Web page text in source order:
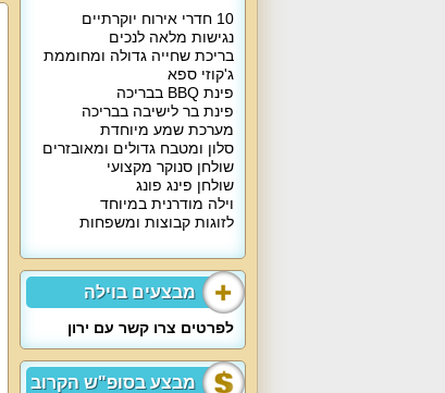
10 חדרי אירוח יוקרתיים
נגישות מלאה לנכים
בריכת שחייה גדולה ומחוממת
ג'קוזי ספא
פינת BBQ בבריכה
פינת בר לישיבה בבריכה
מערכת שמע מיוחדת
סלון ומטבח גדולים ומאובזרים
שולחן סנוקר מקצועי
שולחן פינג פונג
וילה מודרנית במיוחד
לזוגות קבוצות ומשפחות
מבצעים בוילה
לפרטים צרו קשר עם ירון
מבצע בסופ"ש הקרוב